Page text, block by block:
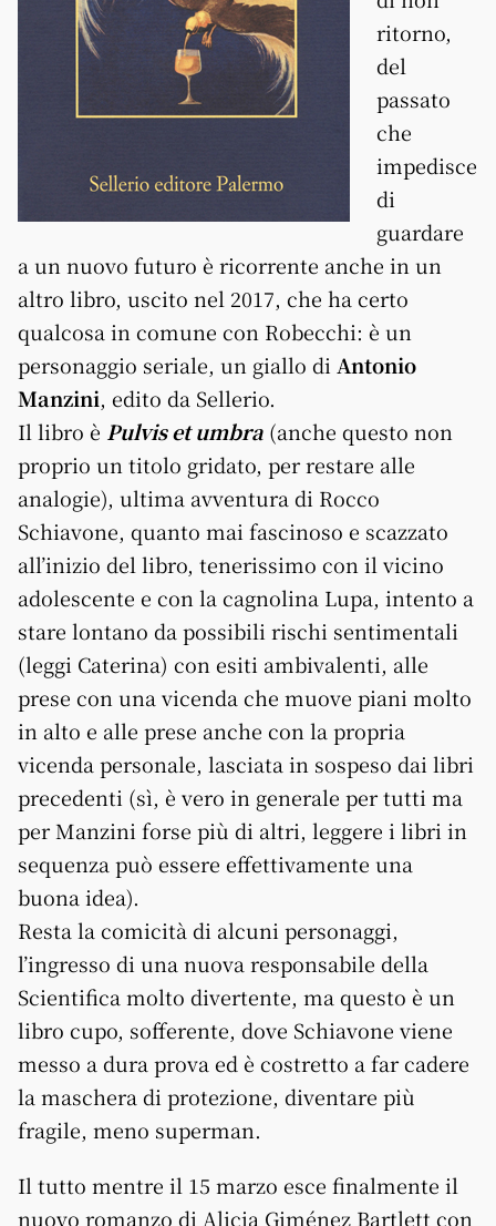
ritorno,
del
passato
che
impedisce
di
guardare
a un nuovo futuro è ricorrente anche in un
altro libro, uscito nel 2017, che ha certo
qualcosa in comune con Robecchi: è un
personaggio seriale, un giallo di Antonio
Manzini, edito da Sellerio.
Il libro è Pulvis et umbra (anche questo non
proprio un titolo gridato, per restare alle
analogie), ultima avventura di Rocco
Schiavone, quanto mai fascinoso e scazzato
all’inizio del libro, tenerissimo con il vicino
adolescente e con la cagnolina Lupa, intento a
stare lontano da possibili rischi sentimentali
(leggi Caterina) con esiti ambivalenti, alle
prese con una vicenda che muove piani molto
in alto e alle prese anche con la propria
vicenda personale, lasciata in sospeso dai libri
precedenti (sì, è vero in generale per tutti ma
per Manzini forse più di altri, leggere i libri in
sequenza può essere effettivamente una
buona idea).
Resta la comicità di alcuni personaggi,
l’ingresso di una nuova responsabile della
Scientifica molto divertente, ma questo è un
libro cupo, sofferente, dove Schiavone viene
messo a dura prova ed è costretto a far cadere
la maschera di protezione, diventare più
fragile, meno superman.
Il tutto mentre il 15 marzo esce finalmente il
nuovo romanzo di Alicia Giménez Bartlett con